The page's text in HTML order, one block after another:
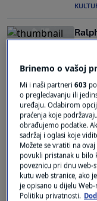
Brinemo o vašoj
Mi i naši partneri603
o pregledavanju ili
uređaju. Odabirom
praćenja koje
obrađujemo podatke.
sadržaj i oglasi koje
Možete se vratiti na
povukli pristanak u bilo
poveznicu pri dnu web-
kutu web stranice, ako
je opisano u dijelu
Politiku privatnosti.